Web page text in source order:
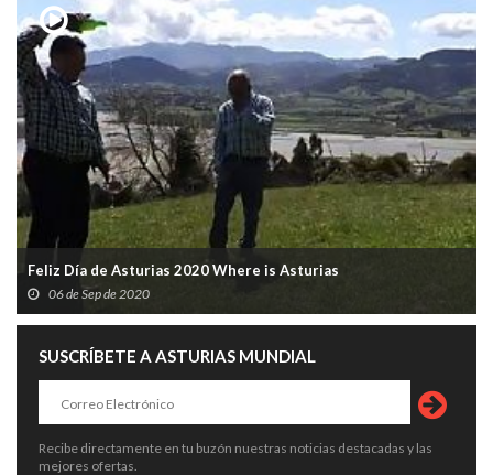
Feliz Día de Asturias 2020 Where is Asturias
06 de Sep de 2020
SUSCRÍBETE A ASTURIAS MUNDIAL
Recibe directamente en tu buzón nuestras noticias destacadas y las
mejores ofertas.